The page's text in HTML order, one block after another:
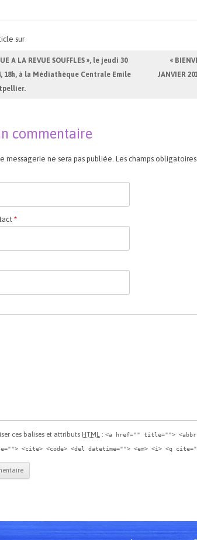
sur
articles
A LA REVUE SOUFFLES », le jeudi 30
18h, à la Médiathèque Centrale Emile
«
JANVIER
commentaire
messagerie ne sera pas publiée. Les champs
*
ces balises et attributs HTML : <a href="" title="">
<cite> <code> <del datetime=""> <em> <i> <q